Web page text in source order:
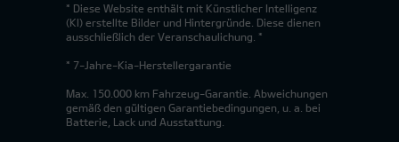
* Diese Website enthält mit Künstlicher Intelligenz
(KI) erstellte Bilder und Hintergründe. Diese dienen
ausschließlich der Veranschaulichung. *
* 7-Jahre-Kia-Herstellergarantie
Max. 150.000 km Fahrzeug-Garantie. Abweichungen
gemäß den gültigen Garantiebedingungen, u. a. bei
Batterie, Lack und Ausstattung.